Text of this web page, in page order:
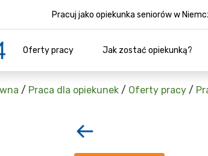
Pracuj jako opiekunka seniorów w
Oferty pracy Jak zostać opiekunką?
/ Praca dla opiekunek / Oferty pracy /